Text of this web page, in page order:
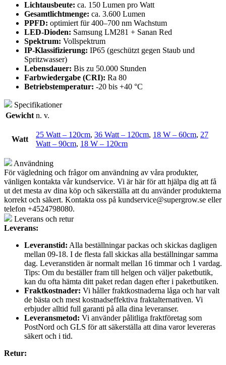
Lichtausbeute: ca. 150 Lumen pro Watt
Gesamtlichtmenge: ca. 3.600 Lumen
PPFD: optimiert für 400–700 nm Wachstum
LED-Dioden: Samsung LM281 + Sanan Red
Spektrum: Vollspektrum
IP-Klassifizierung: IP65 (geschützt gegen Staub und
Spritzwasser)
Lebensdauer: Bis zu 50.000 Stunden
Farbwiedergabe (CRI): Ra 80
Betriebstemperatur: -20 bis +40 °C
Specifikationer
Gewicht n. v.
Watt
25 Watt – 120cm, 36 Watt – 120cm, 18 W – 60cm, 27
Watt – 90cm, 18 W – 120cm
Användning
För vägledning och frågor om användning av våra produkter,
vänligen kontakta vår kundservice. Vi är här för att hjälpa dig att få
ut det mesta av dina köp och säkerställa att du använder produkterna
korrekt och säkert. Kontakta oss på kundservice@supergrow.se eller
telefon +4524798080.
Leverans och retur
Leverans:
Leveranstid: Alla beställningar packas och skickas dagligen
mellan 09-18. I de flesta fall skickas alla beställningar samma
dag. Leveranstiden är normalt mellan 16 timmar och 1 vardag.
Tips: Om du beställer fram till helgen och väljer paketbutik,
kan du ofta hämta ditt paket redan dagen efter i paketbutiken.
Fraktkostnader: Vi håller fraktkostnaderna låga och har valt
de bästa och mest kostnadseffektiva fraktalternativen. Vi
erbjuder alltid full garanti på alla dina leveranser.
Leveransmetod: Vi använder pålitliga fraktföretag som
PostNord och GLS för att säkerställa att dina varor levereras
säkert och i tid.
Retur: